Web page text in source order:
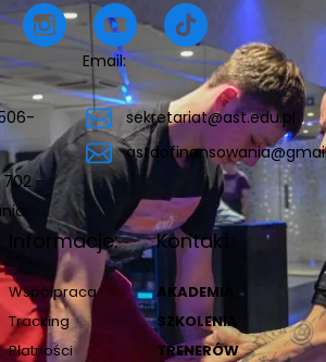
702 -
Email:
sekretariat@ast.edu.pl
Informacje:
Współpraca
Tracking
Płatności
Kontakt:
AKADEMIA
SZKOLENIA
TRENERÓW